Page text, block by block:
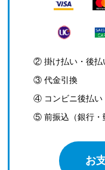
② 掛け払い・後払
③ 代金引換
④ コンビニ後払い
⑤ 前振込（銀行・
お